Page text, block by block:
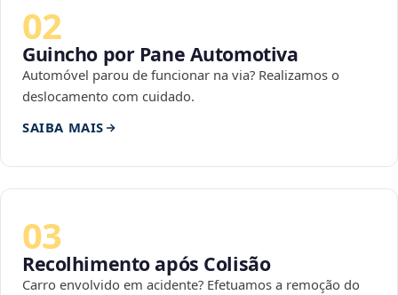
02
Guincho por Pane Automotiva
Automóvel parou de funcionar na via? Realizamos o
deslocamento com cuidado.
SAIBA MAIS
03
Recolhimento após Colisão
Carro envolvido em acidente? Efetuamos a remoção do